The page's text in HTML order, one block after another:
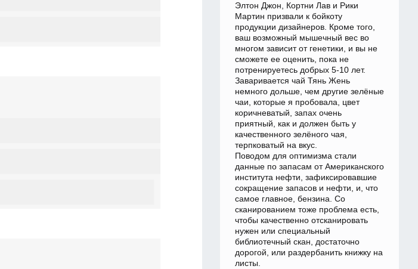
Элтон Джон, Кортни Лав и Рики
Мартин призвали к бойкоту
продукции дизайнеров. Кроме того,
ваш возможный мышечный вес во
многом зависит от генетики, и вы не
сможете ее оценить, пока не
потренируетесь добрых 5-10 лет.
Заваривается чай Тянь Жень
немного дольше, чем другие зелёные
чаи, которые я пробовала, цвет
коричневатый, запах очень
приятный, как и должен быть у
качественного зелёного чая,
терпковатый на вкус.
Поводом для оптимизма стали
данные по запасам от Американского
института нефти, зафиксировавшие
сокращение запасов и нефти, и, что
самое главное, бензина. Со
сканированием тоже проблема есть,
чтобы качественно отсканировать
нужен или специальный
библиотечный скан, достаточно
дорогой, или раздербанить книжку на
листы.